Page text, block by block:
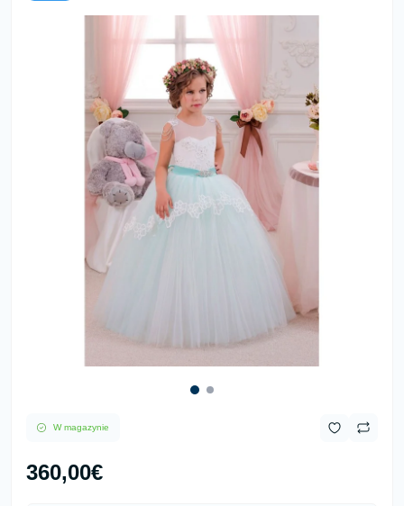
W magazynie
360,00€